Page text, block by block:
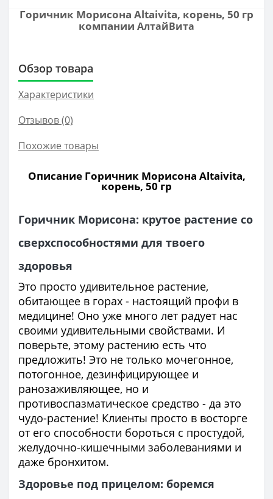
Горичник Морисона Altaivita, корень, 50 гр
компании АлтайВита
Обзор товара
Характеристики
Отзывов (0)
Похожие товары
Описание Горичник Морисона Altaivita,
корень, 50 гр
Горичник Морисона: крутое растение со
сверхспособностями для твоего
здоровья
Это просто удивительное растение,
обитающее в горах - настоящий профи в
медицине! Оно уже много лет радует нас
своими удивительными свойствами. И
поверьте, этому растению есть что
предложить! Это не только мочегонное,
потогонное, дезинфицирующее и
ранозаживляющее, но и
противоспазматическое средство - да это
чудо-растение! Клиенты просто в восторге
от его способности бороться с простудой,
желудочно-кишечными заболеваниями и
даже бронхитом.
Здоровье под прицелом: боремся